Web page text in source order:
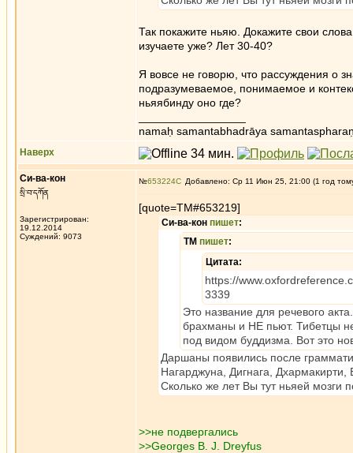
Так покажите ньяю. Докажите свои
изучаете уже? Лет 30-40?
Я вовсе не говорю, что рассуждения о
подразумеваемое, понимаемое и
ньяябинду оно где?
namaḥ samantabhadrāya
Наверх
Си-ва-кон
སྲི་བ་དཀོན
Зарегистрирован:
19.12.2014
Суждений: 9073
№653224 Добавлено: Ср 11 Июн 25, 21:00 (1 год
[quote=ТМ#653219]
Си-ва-кон пишет:
ТМ пишет:
Цитата:
https://
3339
Это название для речевого
брахманы и НЕ пьют. Тибетцы
под видом буддизма. Вот это
Даршаны появились после
Нагарджуна, Дигнага,
Сколько же лет Вы тут ньяей мозги
>>не подвергались
>>Georges B. J. Dreyfus